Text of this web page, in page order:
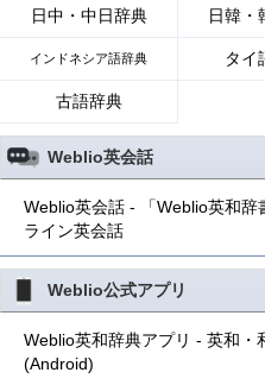
日中・中日辞典 日韓・
インドネシア語辞典 タイ
古語辞典
Weblio英会話
Weblio英会話 - 「Weblio英和
ライン英会話
Weblio公式アプリ
Weblio英和辞典アプリ - 英和・
(Android)